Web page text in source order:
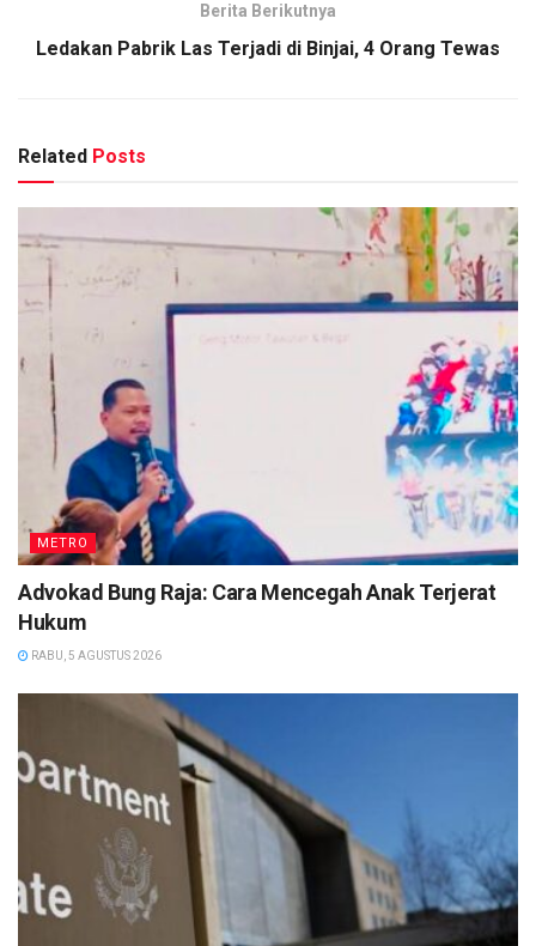
Berita Berikutnya
Ledakan Pabrik Las Terjadi di Binjai, 4 Orang Tewas
Related Posts
METRO
Advokad Bung Raja: Cara Mencegah Anak Terjerat
Hukum
RABU, 5 AGUSTUS 2026